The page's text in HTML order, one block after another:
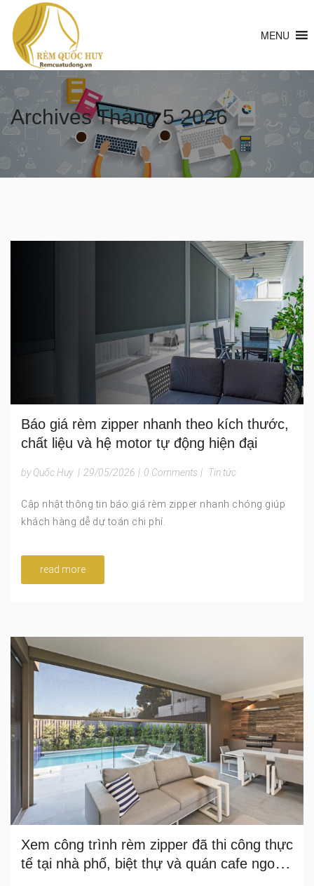
MENU
ArchivesTháng 5 2026
Báo giá rèm zipper nhanh theo kích thước,
chất liệu và hệ motor tự động hiện đại
by Quốc Huy | 29/05/2026 | 0 Comments | Tin tức
Cập nhật thông tin báo giá rèm zipper nhanh chóng giúp
khách hàng dễ dự toán chi phí.
read more
Xem công trình rèm zipper đã thi công thực
tế tại nhà phố, biệt thự và quán cafe ngoài